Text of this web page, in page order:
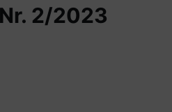
2/2023